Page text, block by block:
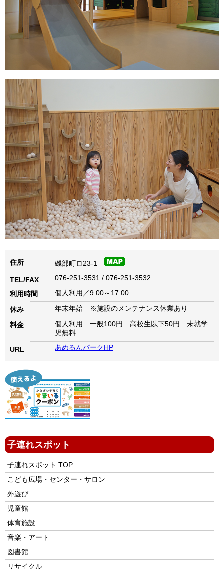
住所 磯部町ロ23-1
TEL/FAX
076-251-3531 / 076-251-3532
利用時間
個人利用／9:00～17:00
休み 年末年始 ※施設のメンテナンス休業あり
料金
個人利用 一般100円 高校生以下50円 未就学
児無料
URL あめるんパークHP
子連れスポット
子連れスポット TOP
こども広場・センター・サロン
外遊び
児童館
体育施設
音楽・アート
図書館
リサイクル